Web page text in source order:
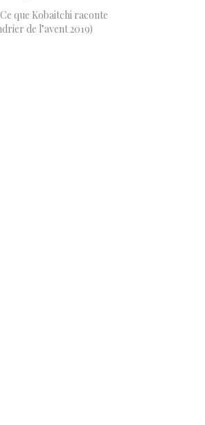
que Kobaitchi raconte
de l’avent 2019)